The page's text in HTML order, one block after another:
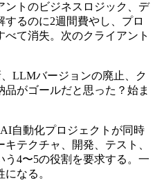
ントのビジネスロジック、デ
るのに2週間費やし、プロ
て消失。次のクライアント
、LLMバージョンの廃止、ク
がゴールだと思った？始ま
自動化プロジェクトが同時
テクチャ、開発、テスト、
4〜5の役割を要求する。一
なる。